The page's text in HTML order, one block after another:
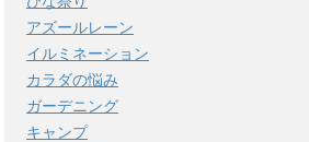
アズールレーン
イルミネーション
カラダの悩み
ガーデニング
キャンプ